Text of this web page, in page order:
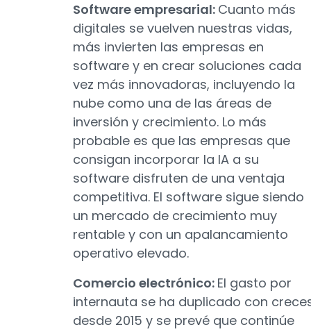
Software empresarial: Cuanto más
digitales se vuelven nuestras vidas,
más invierten las empresas en
software y en crear soluciones cada
vez más innovadoras, incluyendo la
nube como una de las áreas de
inversión y crecimiento. Lo más
probable es que las empresas que
consigan incorporar la IA a su
software disfruten de una ventaja
competitiva. El software sigue siendo
un mercado de crecimiento muy
rentable y con un apalancamiento
operativo elevado.
Comercio electrónico: El gasto por
internauta se ha duplicado con
desde 2015 y se prevé que continúe